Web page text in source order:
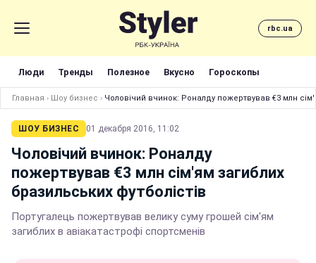
rbc.ua
Люди Тренды Полезное Вкусно Гороскопы
Главная › Шоу бизнес › Чоловічий вчинок: Роналду пожертвував €3 млн
ШОУ БИЗНЕС 01 декабря 2016, 11:02
Чоловічий вчинок: Роналду
пожертвував €3 млн сім'ям загиблих
бразильських футболістів
Португалець пожертвував велику суму грошей сім'ям
загиблих в авіакатастрофі спортсменів